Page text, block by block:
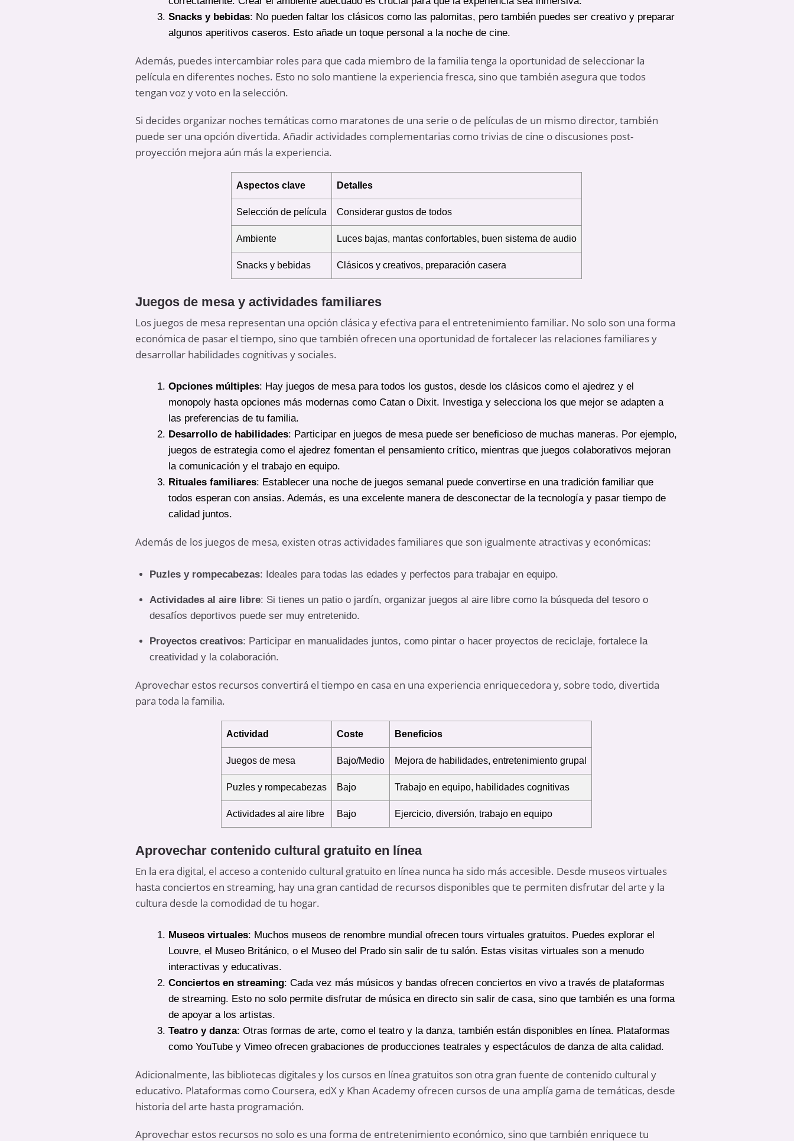
Snacks y bebidas: No pueden faltar los clásicos como las palomitas, pero también puedes ser creativo y preparar
algunos aperitivos caseros. Esto añade un toque personal a la noche de cine.
Además, puedes intercambiar roles para que cada miembro de la familia tenga la oportunidad de seleccionar la
película en diferentes noches. Esto no solo mantiene la experiencia fresca, sino que también asegura que todos
tengan voz y voto en la selección.
Si decides organizar noches temáticas como maratones de una serie o de películas de un mismo director, también
puede ser una opción divertida. Añadir actividades complementarias como trivias de cine o discusiones post-
proyección mejora aún más la experiencia.
Aspectos clave Detalles
Selección de película Considerar gustos de todos
Ambiente Luces bajas, mantas confortables, buen sistema de audio
Snacks y bebidas Clásicos y creativos, preparación casera
Juegos de mesa y actividades familiares
Los juegos de mesa representan una opción clásica y efectiva para el entretenimiento familiar. No solo son una forma
económica de pasar el tiempo, sino que también ofrecen una oportunidad de fortalecer las relaciones familiares y
desarrollar habilidades cognitivas y sociales.
Opciones múltiples: Hay juegos de mesa para todos los gustos, desde los clásicos como el ajedrez y el
monopoly hasta opciones más modernas como Catan o Dixit. Investiga y selecciona los que mejor se adapten a
las preferencias de tu familia.
Desarrollo de habilidades: Participar en juegos de mesa puede ser beneficioso de muchas maneras. Por ejemplo,
juegos de estrategia como el ajedrez fomentan el pensamiento crítico, mientras que juegos colaborativos mejoran
la comunicación y el trabajo en equipo.
Rituales familiares: Establecer una noche de juegos semanal puede convertirse en una tradición familiar que
todos esperan con ansias. Además, es una excelente manera de desconectar de la tecnología y pasar tiempo de
calidad juntos.
Además de los juegos de mesa, existen otras actividades familiares que son igualmente atractivas y económicas:
Puzles y rompecabezas: Ideales para todas las edades y perfectos para trabajar en equipo.
Actividades al aire libre: Si tienes un patio o jardín, organizar juegos al aire libre como la búsqueda del tesoro o
desafíos deportivos puede ser muy entretenido.
Proyectos creativos: Participar en manualidades juntos, como pintar o hacer proyectos de reciclaje, fortalece la
creatividad y la colaboración.
Aprovechar estos recursos convertirá el tiempo en casa en una experiencia enriquecedora y, sobre todo, divertida
para toda la familia.
Actividad Coste Beneficios
Juegos de mesa Bajo/Medio Mejora de habilidades, entretenimiento grupal
Puzles y rompecabezas Bajo Trabajo en equipo, habilidades cognitivas
Actividades al aire libre Bajo Ejercicio, diversión, trabajo en equipo
Aprovechar contenido cultural gratuito en línea
En la era digital, el acceso a contenido cultural gratuito en línea nunca ha sido más accesible. Desde museos virtuales
hasta conciertos en streaming, hay una gran cantidad de recursos disponibles que te permiten disfrutar del arte y la
cultura desde la comodidad de tu hogar.
Museos virtuales: Muchos museos de renombre mundial ofrecen tours virtuales gratuitos. Puedes explorar el
Louvre, el Museo Británico, o el Museo del Prado sin salir de tu salón. Estas visitas virtuales son a menudo
interactivas y educativas.
Conciertos en streaming: Cada vez más músicos y bandas ofrecen conciertos en vivo a través de plataformas
de streaming. Esto no solo permite disfrutar de música en directo sin salir de casa, sino que también es una forma
de apoyar a los artistas.
Teatro y danza: Otras formas de arte, como el teatro y la danza, también están disponibles en línea. Plataformas
como YouTube y Vimeo ofrecen grabaciones de producciones teatrales y espectáculos de danza de alta calidad.
Adicionalmente, las bibliotecas digitales y los cursos en línea gratuitos son otra gran fuente de contenido cultural y
educativo. Plataformas como Coursera, edX y Khan Academy ofrecen cursos de una amplía gama de temáticas, desde
historia del arte hasta programación.
Aprovechar estos recursos no solo es una forma de entretenimiento económico, sino que también enriquece tu